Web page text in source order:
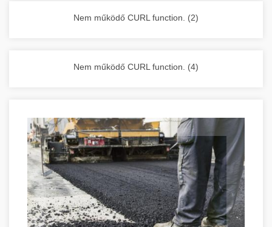
Nagykonyhai berendezések komplett
Nem működő CURL function. (2)
Nem működő CURL function. (4)